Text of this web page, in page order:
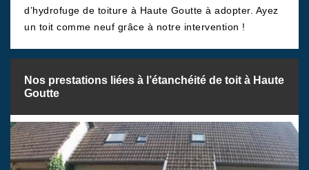
d’hydrofuge de toiture à Haute Goutte à adopter. Ayez
un toit comme neuf grâce à notre intervention !
Nos prestations liées à l’étanchéité de toit à Haute
Goutte